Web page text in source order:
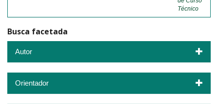
Técnico
Busca facetada
Autor
Orientador